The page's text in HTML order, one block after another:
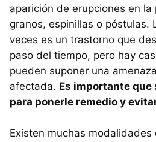
aparición de erupciones en la
granos, espinillas o póstulas.
veces es un trastorno que
paso del tiempo, pero hay
pueden suponer una
afectada. Es importante que
para ponerle remedio y
Existen muchas